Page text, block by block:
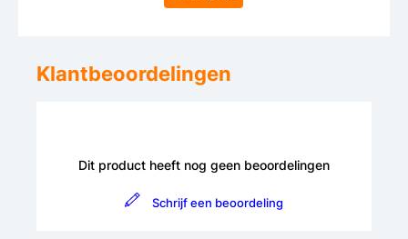
Klantbeoordelingen
Dit product heeft nog geen beoordelingen
Schrijf een beoordeling